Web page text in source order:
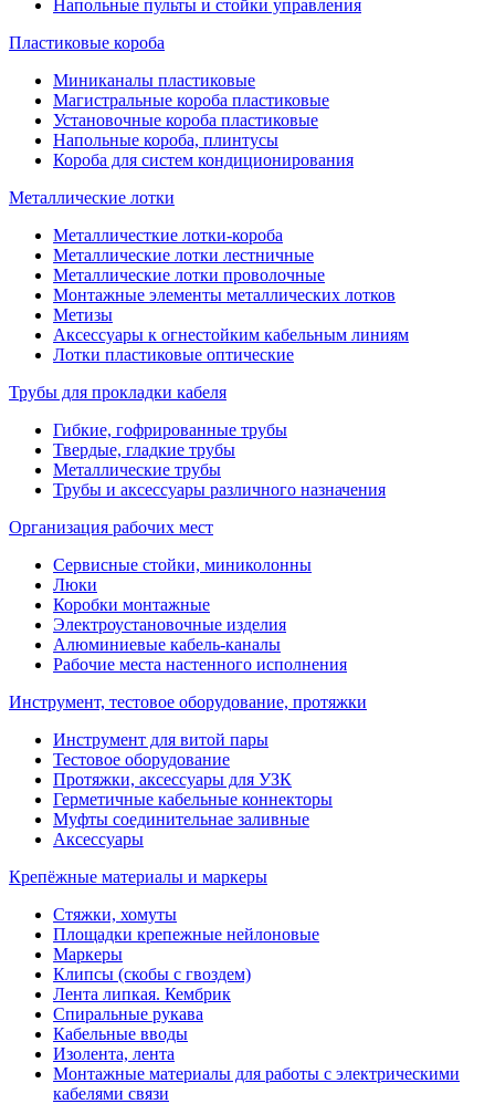
Напольные пульты и стойки управления
Пластиковые короба
Миниканалы пластиковые
Магистральные короба пластиковые
Установочные короба пластиковые
Напольные короба, плинтусы
Короба для систем кондиционирования
Металлические лотки
Металличесткие лотки-короба
Металлические лотки лестничные
Металлические лотки проволочные
Монтажные элементы металлических лотков
Метизы
Аксессуары к огнестойким кабельным линиям
Лотки пластиковые оптические
Трубы для прокладки кабеля
Гибкие, гофрированные трубы
Твердые, гладкие трубы
Металлические трубы
Трубы и аксессуары различного назначения
Организация рабочих мест
Сервисные стойки, миниколонны
Люки
Коробки монтажные
Электроустановочные изделия
Алюминиевые кабель-каналы
Рабочие места настенного исполнения
Инструмент, тестовое оборудование, протяжки
Инструмент для витой пары
Тестовое оборудование
Протяжки, аксессуары для УЗК
Герметичные кабельные коннекторы
Муфты соединительнае заливные
Аксессуары
Крепёжные материалы и маркеры
Стяжки, хомуты
Площадки крепежные нейлоновые
Маркеры
Клипсы (скобы с гвоздем)
Лента липкая. Кембрик
Спиральные рукава
Кабельные вводы
Изолента, лента
Монтажные материалы для работы с электрическими
кабелями связи